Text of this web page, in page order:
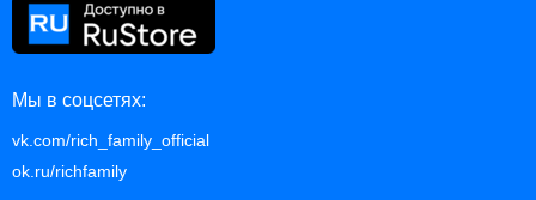
Мы в соцсетях:
vk.com/rich_family_official
ok.ru/richfamily